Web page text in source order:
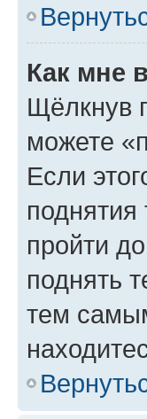
Как мне
Щёлкнув
можете
Если
пройти
поднять
тем